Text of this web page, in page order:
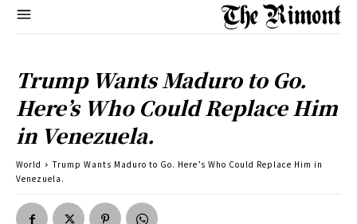
Trump Wants Maduro to Go.
Here’s Who Could Replace Him
in Venezuela.
World
Trump Wants Maduro to Go. Here’s Who Could Replace Him in
Venezuela.